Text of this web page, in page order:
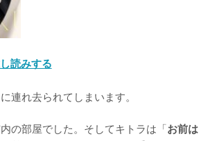
読みする
連れ去られてしまいます。
の部屋でした。そしてキトラは「お前は